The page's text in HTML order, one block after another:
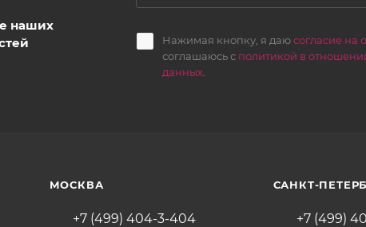
наших
Нажимая кнопку, я даюсогласие на
соглашаюсь с политикой в
данных
МОСКВА
+7 (499) 404-3-404
САНКТ-
+7 (499)